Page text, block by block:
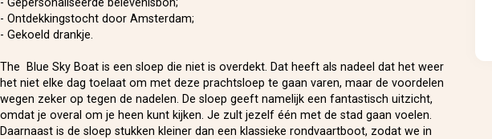
- Gepersonaliseerde belevenisbon;
- Ontdekkingstocht door Amsterdam;
- Gekoeld drankje.
The Blue Sky Boat is een sloep die niet is overdekt. Dat heeft als nadeel dat het weer
het niet elke dag toelaat om met deze prachtsloep te gaan varen, maar de voordelen
wegen zeker op tegen de nadelen. De sloep geeft namelijk een fantastisch uitzicht,
omdat je overal om je heen kunt kijken. Je zult jezelf één met de stad gaan voelen.
Daarnaast is de sloep stukken kleiner dan een klassieke rondvaartboot, zodat we in